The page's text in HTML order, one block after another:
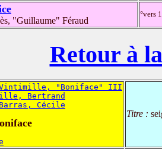
"Guillaume" Féraud
°vers
Retour à
"Boniface" III
Bertrand
Cécile
Titre :